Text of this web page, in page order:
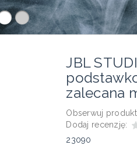
JBL
zalecana
Obserwuj
Dodaj recenzję:
23090